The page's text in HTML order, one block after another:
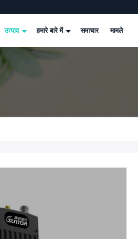
उत्पाद हमारे बारे में समाचार मामले